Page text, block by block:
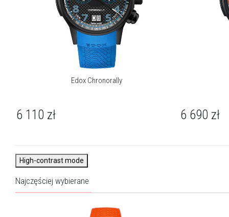
Edox Chronorally
6 110 zł 6 690 zł
High-contrast mode
Najczęściej wybierane